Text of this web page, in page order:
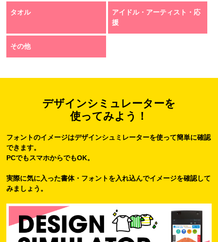
タオル
アイドル・アーティスト・応
援
その他
デザインシミュレーターを
使ってみよう！
フォントのイメージはデザインシュミレーターを使って簡単に確認
できます。
PCでもスマホからでもOK。
実際に気に入った書体・フォントを入れ込んでイメージを確認して
みましょう。